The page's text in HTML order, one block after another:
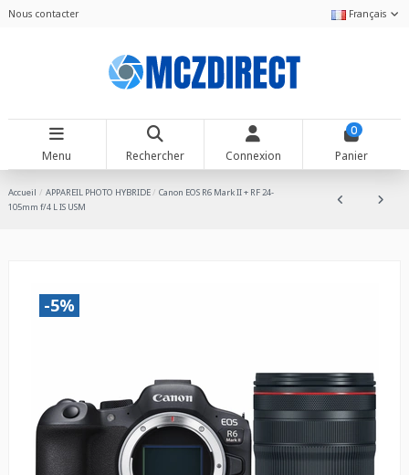
Nous contacter Français
Menu Rechercher Connexion
0
Panier
Accueil APPAREIL PHOTO HYBRIDE
Canon EOS R6 Mark II + RF 24-
105mm f/4 L IS USM
-5%